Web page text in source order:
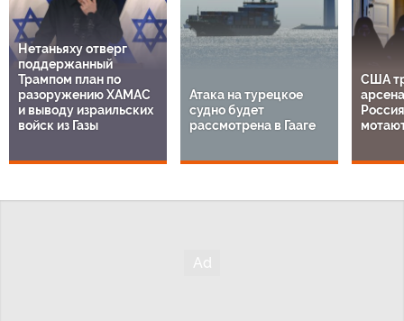
Нетаньяху отверг
поддержанный
Трампом план по
разоружению ХАМАС
и выводу израильских
войск из Газы
Атака на турецкое
судно будет
рассмотрена в Гааге
США